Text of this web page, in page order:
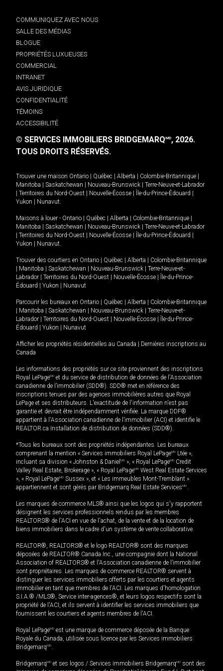
COMMUNIQUEZ AVEC NOUS
SALLE DES MÉDIAS
BLOGUE
PROPRIÉTÉS LUXUEUSES
COMMERCIAL
INTRANET
AVIS JURIDIQUE
CONFIDENTIALITÉ
TÉMOINS
ACCESSIBILITÉ
© SERVICES IMMOBILIERS BRIDGEMARQMD, 2026.
TOUS DROITS RÉSERVÉS.
Trouver une maison Ontario Québec Alberta Colombie-Britannique
Manitoba
Saskatchewan Nouveau-Brunswick
Terre-Neuve-et-Labrador
Territoires du Nord-Ouest Nouvelle-Écosse Île-du-Prince-Édouard
Yukon
Nunavut.
Maisons à louer - Ontario Québec Alberta Colombie-Britannique
Manitoba
Saskatchewan Nouveau-Brunswick
Terre-Neuve-et-Labrador
Territoires du Nord-Ouest Nouvelle-Écosse Île-du-Prince-Édouard
Yukon
Nunavut.
Trouver des courtiers en Ontario Québec Alberta
Colombie-Britannique
Manitoba Saskatchewan Nouveau-Brunswick
Terre-Neuve-et-
Labrador
Territoires du Nord-Ouest Nouvelle-Écosse
Île-du-Prince-
Édouard
Yukon Nunavut
Parcourir les bureaux en Ontario Québec Alberta
Colombie-Britannique
Manitoba Saskatchewan Nouveau-Brunswick
Terre-Neuve-et-
Labrador
Territoires du Nord-Ouest Nouvelle-Écosse
Île-du-Prince-
Édouard
Yukon Nunavut
Afficher les propriétés résidentielles au Canada
Dernières inscriptions au
Canada
Les informations des propriétés sur ce site proviennent des inscriptions
Royal LePageMD et du service de distribution de données de l'Association
canadienne de l’immobilier (SDD®). SDD® met en référence des
inscriptions tenues par des agences immobilières autres que Royal
LePage et ses distributeurs. L'exactitude de l'information n'est pas
garantie et devrait être indépendamment vérifiée. La marque DDF®
appartient à l'Association canadienne de l’immobilier (ACI) et identifie le
REALTOR.ca Installation de distribution de données (SDD®).
*Tous les bureaux sont des propriétés indépendantes. Les bureaux
comprenant la mention « Services immobiliers Royal LePageMD Ltée »,
incluant sa division « Johnston & Daniel MD », « Royal LePageMD Credit
Valley Real Estate, Brokerage », « Royal LePageMD West Real Estate Services
», « Royal LePageMD Sussex », et « Les immeubles Mont-Tremblant »
appartiennent et sont gérés par Bridgemarq Real Estate ServicesMD.
Les marques de commerce MLS® ainsi que les logos qui s'y rapportent
désignent les services professionnels rendus par les membres
REALTORS® de l'ACI en vue de l'achat, de la vente et de la location de
biens immobiliers dans le cadre d'un système de vente collaborative.
REALTOR®, REALTORS® et le logo REALTOR® sont des marques
déposées de REALTOR® Canada Inc., une compagnie dont la National
Association of REALTORS® et l'Association canadienne de l’immobilier
sont propriétaires. Les marques de commerce REALTOR® servent à
distinguer les services immobiliers offerts par les courtiers et agents
immobilier en tant que membres de l'ACI. Les marques d'homologation
S.I.A.® /MLS®, Service inter-agences®, et leurs logos respectifs sont la
propriété de l'ACI, et ils servent à identifier les services immobiliers que
fournissent les courtiers et agents membres de l'ACI.
Royal LePageMD est une marque de commerce déposée de la Banque
Royale du Canada, utilisée sous licence par les Services immobiliers
BridgemarqMD.
BridgemarqMD et ses logos / Services immobiliers BridgemarqMD sont des